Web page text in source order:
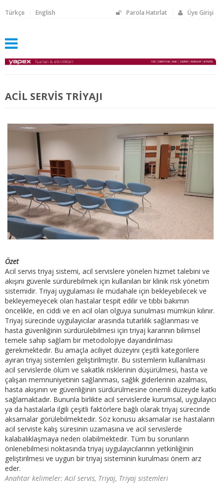
Parola Hatırlat Üye Girişi
Türkçe English
ACİL SERVİS TRİYAJI
Özet
Acil servis triyaj sistemi, acil servislere yönelen hizmet talebini ve
akışını güvenle sürdürebilmek için kullanılan bir klinik risk yönetim
sistemidir. Triyaj uygulaması ile müdahale için bekleyebilecek ve
bekleyemeyecek olan hastalar tespit edilir ve tıbbi bakımın
öncelikle, en ciddi ve en acil olan olguya sunulması mümkün kılınır.
Triyaj sürecinde uygulayıcılar arasında tutarlılık sağlanması ve
hasta güvenliğinin sürdürülebilmesi için triyaj kararının bilimsel
temele sahip sağlam bir metodolojiye dayandırılması
gerekmektedir. Bu amaçla aciliyet düzeyini çeşitli kategorilere
ayıran triyaj sistemleri geliştirilmiştir. Bu sistemlerin kullanılması
acil servislerde ölüm ve sakatlık risklerinin düşürülmesi, hasta ve
çalışan memnuniyetinin sağlanması, sağlık giderlerinin azalması,
hasta akışının ve güvenliğinin sürdürülmesine önemli düzeyde katkı
sağlamaktadır. Bununla birlikte acil servislerde kurumsal, uygulayıcı
ya da hastalarla ilgili çeşitli faktörlere bağlı olarak triyaj sürecinde
aksamalar görülebilmektedir. Söz konusu aksamalar ise hastaların
acil serviste kalış süresinin uzamasına ve acil servislerde
kalabalıklaşmaya neden olabilmektedir. Tüm bu sorunların
önlenebilmesi noktasında triyaj uygulayıcılarının yetkinliğinin
geliştirilmesi ve uygun bir triyaj sisteminin kurulması önem arz
eder.
Anahtar kelimeler: Acil servis, Triyaj, Triyaj sistemleri